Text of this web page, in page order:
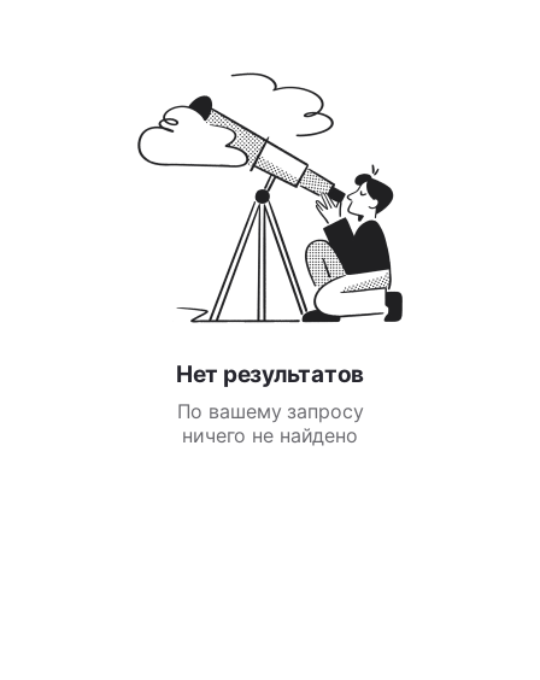
Нет результатов
По вашему запросу
ничего не найдено